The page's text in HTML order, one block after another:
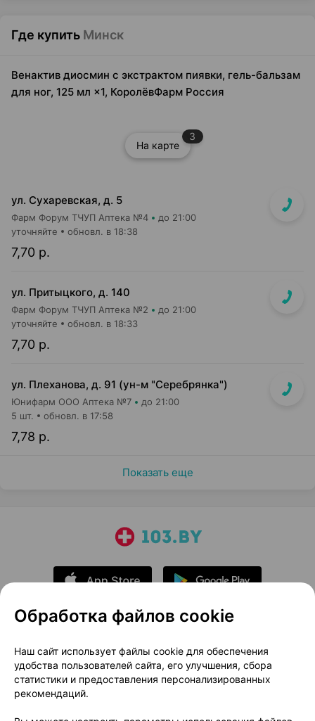
Где купить Минск
Венактив диосмин с экстрактом пиявки, гель-бальзам
для ног, 125 мл ×1, КоролёвФарм Россия
На карте
3
ул. Сухаревская, д. 5
Фарм Форум ТЧУП Аптека №4 до 21:00
7,70 р.
уточняйте обновл. в 18:38
ул. Притыцкого, д. 140
Фарм Форум ТЧУП Аптека №2 до 21:00
7,70 р.
уточняйте обновл. в 18:33
ул. Плеханова, д. 91 (ун-м "Серебрянка")
Юнифарм ООО Аптека №7 до 21:00
7,78 р.
5 шт. обновл. в 17:58
Показать еще
О проекте
Новости проекта
Размещение рекламы
Медицинский маркетинг
Публичный договор
Доставка
Обработка файлов cookie
Наш сайт использует файлы cookie для обеспечения
удобства пользователей сайта, его улучшения, сбора
статистики и предоставления персонализированных
рекомендаций.